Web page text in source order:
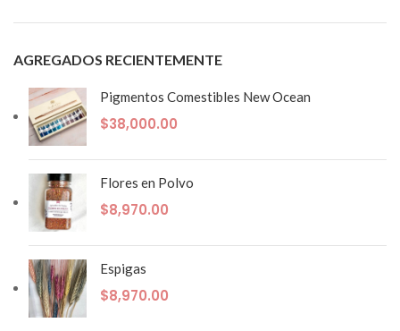
AGREGADOS RECIENTEMENTE
Pigmentos Comestibles New Ocean
$38,000.00
Flores en Polvo
$8,970.00
Espigas
$8,970.00